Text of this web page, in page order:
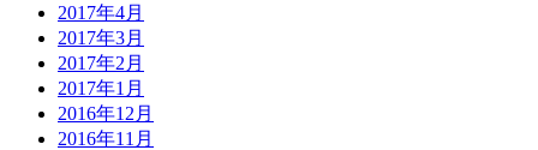
2017年4月
2017年3月
2017年2月
2017年1月
2016年12月
2016年11月